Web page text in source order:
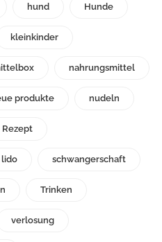
hund Hunde
kleinkinder
nahrungsmittel
produkte nudeln
Rezept
lido schwangerschaft
Trinken
verlosung